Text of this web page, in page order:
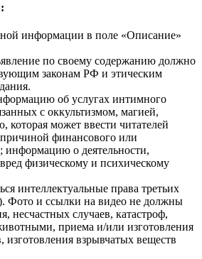
информации в поле «Описание»
по своему содержанию должно
законам РФ и этическим
об услугах интимного
с оккультизмом, магией,
может ввести читателей
финансового или
информацию о деятельности,
физическому и психическому
интеллектуальные права третьих
Фото и ссылки на видео не должны
несчастных случаев, катастроф,
приема и/или изготовления
изготовления взрывчатых веществ